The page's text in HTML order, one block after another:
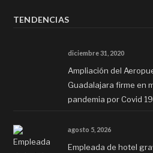
TENDENCIAS
diciembre 31, 2020
Ampliación del
Guadalajara firme en
pandemia por Covid 19
agosto 5, 2026
Empleada de hotel